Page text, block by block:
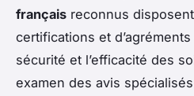
français reconnus
certifications et
sécurité et l’efficacité des
examen des avis